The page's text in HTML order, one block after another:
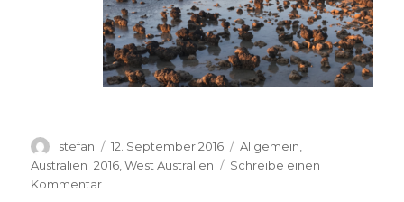
Autor
stefan
Veröffentlicht
am
12. September 2016 Kategorien
Allgemein
Australien_2016 ,West Australien
Schreibe einen
Kommentarzu